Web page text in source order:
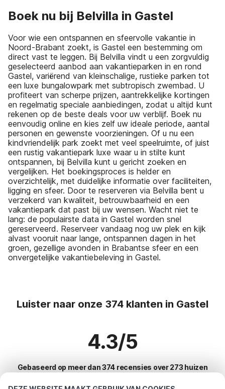
Boek nu bij Belvilla in Gastel
Voor wie een ontspannen en sfeervolle vakantie in
Noord-Brabant zoekt, is Gastel een bestemming om
direct vast te leggen. Bij Belvilla vindt u een zorgvuldig
geselecteerd aanbod aan vakantieparken in en rond
Gastel, variërend van kleinschalige, rustieke parken tot
een luxe bungalowpark met subtropisch zwembad. U
profiteert van scherpe prijzen, aantrekkelijke kortingen
en regelmatig speciale aanbiedingen, zodat u altijd kunt
rekenen op de beste deals voor uw verblijf. Boek nu
eenvoudig online en kies zelf uw ideale periode, aantal
personen en gewenste voorzieningen. Of u nu een
kindvriendelijk park zoekt met veel speelruimte, of juist
een rustig vakantiepark luxe waar u in stilte kunt
ontspannen, bij Belvilla kunt u gericht zoeken en
vergelijken. Het boekingsproces is helder en
overzichtelijk, met duidelijke informatie over faciliteiten,
ligging en sfeer. Door te reserveren via Belvilla bent u
verzekerd van kwaliteit, betrouwbaarheid en een
vakantiepark dat past bij uw wensen. Wacht niet te
lang: de populairste data in Gastel worden snel
gereserveerd. Reserveer vandaag nog uw plek en kijk
alvast vooruit naar lange, ontspannen dagen in het
groen, gezellige avonden in Brabantse sfeer en een
onvergetelijke vakantiebeleving in Gastel.
Luister naar onze 374 klanten in Gastel
4.3/5
Gebaseerd op meer dan 374 recensies over 273 huizen